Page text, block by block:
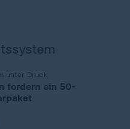
unter Druck
fordern ein 50-